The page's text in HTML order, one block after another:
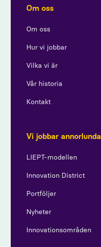
Om oss
Om oss
Hur vi jobbar
Vilka vi är
Vår historia
Kontakt
Vi jobbar annorlunda
LIEPT-modellen
Innovation District
Portföljer
Nyheter
Innovationsområden